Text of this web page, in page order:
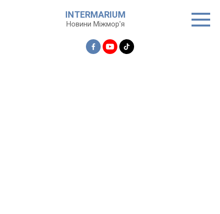
INTERMARIUM
Новини Міжмор'я